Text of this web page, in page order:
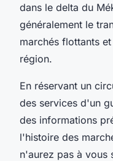
dans le delta du
généralement le
marchés flottants
région.
En réservant un
des services d'un
des informations
l'histoire des
n'aurez pas à vous